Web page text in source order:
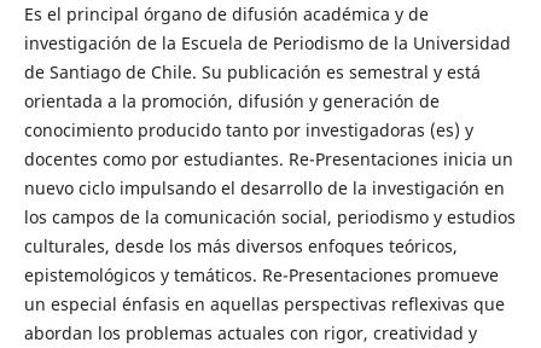
Es el principal órgano de difusión académica y de
investigación de la Escuela de Periodismo de la Universidad
de Santiago de Chile. Su publicación es semestral y está
orientada a la promoción, difusión y generación de
conocimiento producido tanto por investigadoras (es) y
docentes como por estudiantes. Re-Presentaciones inicia un
nuevo ciclo impulsando el desarrollo de la investigación en
los campos de la comunicación social, periodismo y estudios
culturales, desde los más diversos enfoques teóricos,
epistemológicos y temáticos. Re-Presentaciones promueve
un especial énfasis en aquellas perspectivas reflexivas que
abordan los problemas actuales con rigor, creatividad y